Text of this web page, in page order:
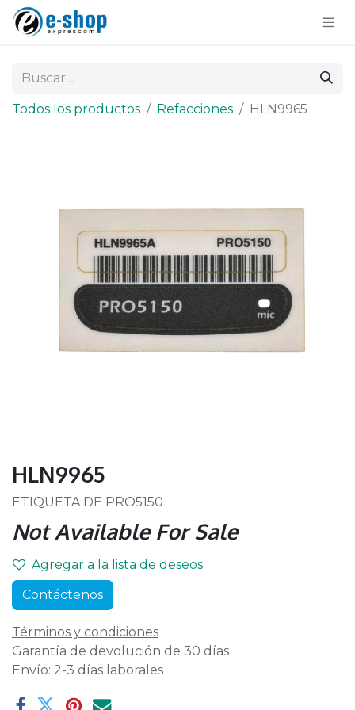
Todos los productos Refacciones HLN9965
HLN9965
ETIQUETA DE PRO5150
Not Available For Sale
Agregar a la lista de deseos
Contáctenos
Términos y condiciones
Garantía de devolución de 30 días
Envío: 2-3 días laborales